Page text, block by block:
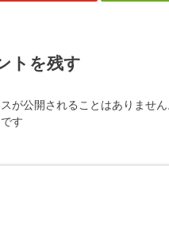
トを残す
が公開されることはありません
す